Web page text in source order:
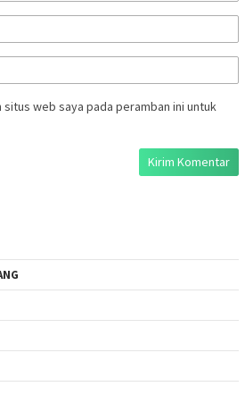
situs web saya pada peramban ini untuk